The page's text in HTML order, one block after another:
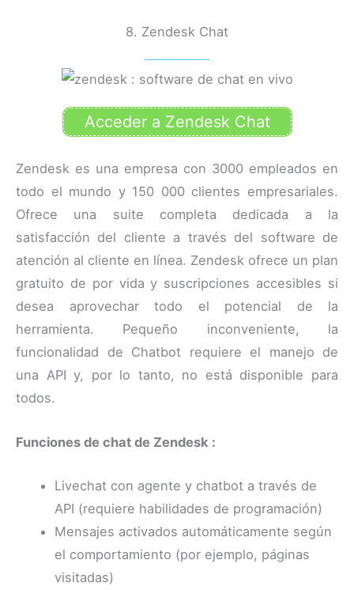
8. Zendesk Chat
Acceder a Zendesk Chat
Zendesk es una empresa con 3000 empleados en
todo el mundo y 150 000 clientes empresariales.
Ofrece una suite completa dedicada a la
satisfacción del cliente a través del software de
atención al cliente en línea. Zendesk ofrece un plan
gratuito de por vida y suscripciones accesibles si
desea aprovechar todo el potencial de la
herramienta. Pequeño inconveniente, la
funcionalidad de Chatbot requiere el manejo de
una API y, por lo tanto, no está disponible para
todos.
Funciones de chat de Zendesk :
Livechat con agente y chatbot a través de
API (requiere habilidades de programación)
Mensajes activados automáticamente según
el comportamiento (por ejemplo, páginas
visitadas)